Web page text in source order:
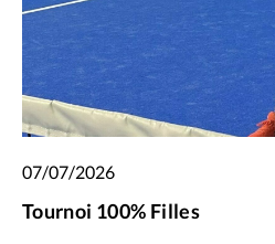
07/07/2026
Tournoi 100% Filles